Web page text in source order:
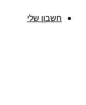
חשבון שלי